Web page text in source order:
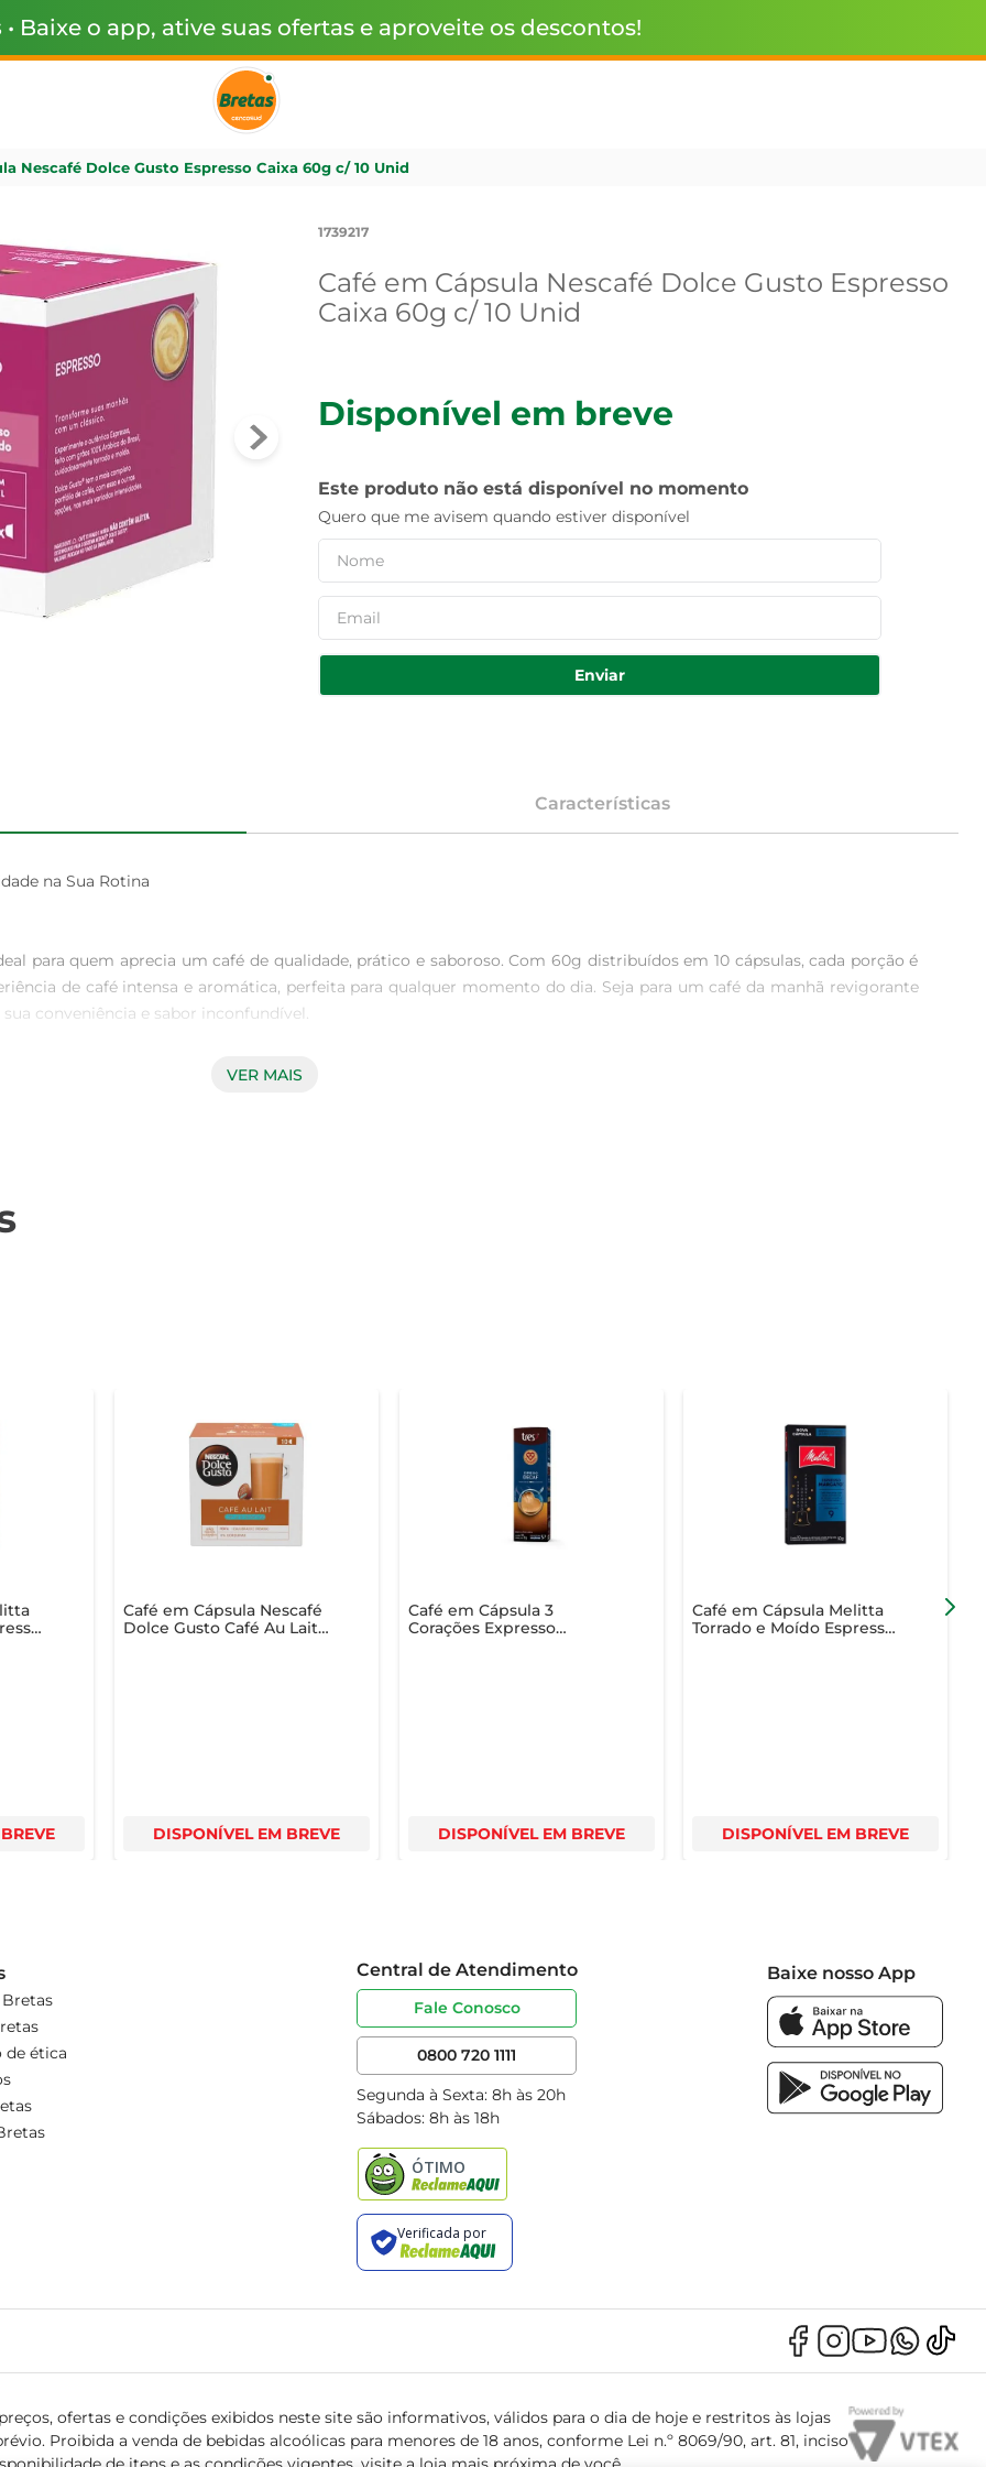
• Baixe o app, ative suas ofertas e aproveite os descontos!
Nescafé Dolce Gusto Espresso Caixa 60g c/ 10 Unid
1739217
Café em Cápsula Nescafé Dolce Gusto Espresso
Caixa 60g c/ 10 Unid
Disponível em breve
Este produto não está disponível no momento
Quero que me avisem quando estiver disponível
Enviar
Características
na Sua Rotina
para quem aprecia um café de qualidade, prático e saboroso. Com 60g distribuídos em 10 cápsulas, cada porção é
de café intensa e aromática, perfeita para qualquer momento do dia. Seja para um café da manhã revigorante
conveniência e sabor inconfundível.
grãos de café de alta qualidade que respeitam o meio ambiente. As cápsulas são desenvolvidas para preservar
VER MAIS
Café em Cápsula Nescafé
Dolce Gusto Café Au Lait
DISPONÍVEL EM BREVE
Café em Cápsula 3
Corações Expresso
DISPONÍVEL EM BREVE
Café em Cápsula Melitta
Torrado e Moído Espresso
DISPONÍVEL EM BREVE
de ética
Central de Atendimento
Fale Conosco
0800 720 1111
Segunda à Sexta: 8h às 20h
Sábados: 8h às 18h
Baixe nosso App
ofertas e condições exibidos neste site são informativos, válidos para o dia de hoje e restritos às lojas
Proibida a venda de bebidas alcoólicas para menores de 18 anos, conforme Lei n.º 8069/90, art. 81, inciso